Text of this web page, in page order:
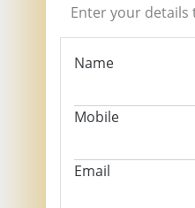
Enter your details
Name
Mobile
Email